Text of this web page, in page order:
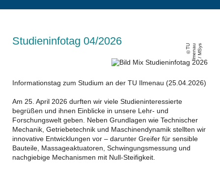
Studieninfotag 04/2026 T
U
Il
m
e
n
a
u
/
M
S
y s
Informationstag zum Studium an der TU Ilmenau (25.04.2026)
Am 25. April 2026 durften wir viele Studieninteressierte
begrüßen und ihnen Einblicke in unsere Lehr- und
Forschungswelt geben. Neben Grundlagen wie Technischer
Mechanik, Getriebetechnik und Maschinendynamik stellten wir
innovative Entwicklungen vor – darunter Greifer für sensible
Bauteile, Massageaktuatoren, Schwingungsmessung und
nachgiebige Mechanismen mit Null‑Steifigkeit.